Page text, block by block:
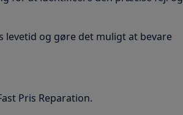
og gøre det muligt at bevare
Pris Reparation.